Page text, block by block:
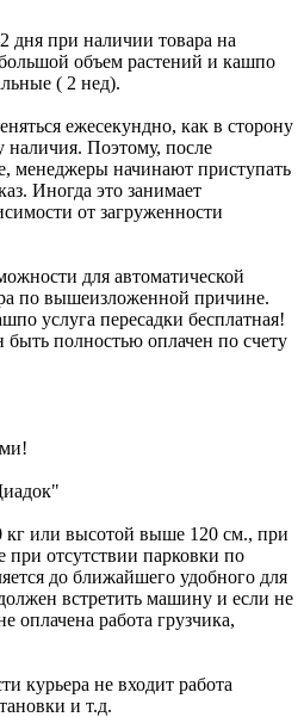
дня при наличии товара на
объем растений и кашпо
( 2 нед).
ежесекундно, как в сторону
наличия. Поэтому, после
менеджеры начинают приступать
Иногда это занимает
от загруженности
для автоматической
по вышеизложенной причине.
услуга пересадки бесплатная!
быть полностью оплачен по счету
кг или высотой выше 120 см., при
при отсутствии парковки по
до ближайшего удобного для
встретить машину и если не
оплачена работа грузчика,
не входит работа
и т.д.